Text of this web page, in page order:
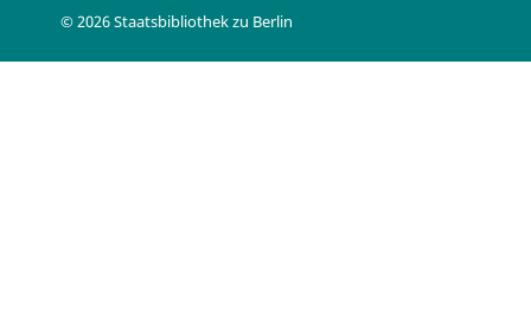
© 2026 Staatsbibliothek zu Berlin